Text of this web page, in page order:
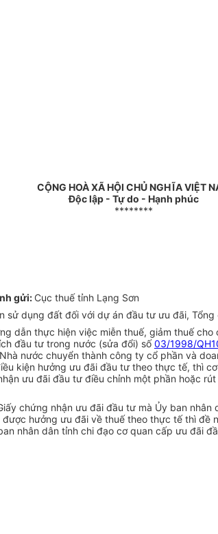
CỘNG HOÀ XÃ HỘI CHỦ NGHĨA VIỆT
Độc lập - Tự do - Hạnh phúc
********
gửi: Cục thuế tỉnh Lạng Sơn
dụng đất đối với dự án đầu tư ưu đãi,
dẫn thực hiện việc miễn thuế, giảm thuế
đầu tư trong nước (sửa đổi) số03/1998/
nước chuyển thành công ty cổ phần và
kiện hưởng ưu đãi đầu tư theo thực tế, thì
ưu đãi đầu tư điều chỉnh một phần hoặc
chứng nhận ưu đãi đầu tư mà Ủy ban
hưởng ưu đãi về thuế theo thực tế thì
nhân dân tỉnh chi đạo cơ quan cấp ưu đãi